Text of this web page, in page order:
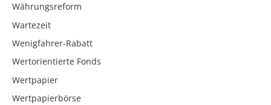
Währungsreform
Wartezeit
Wenigfahrer-Rabatt
Wertorientierte Fonds
Wertpapier
Wertpapierbörse